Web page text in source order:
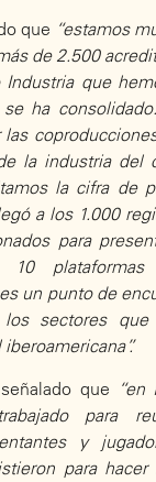
que “estamos
de 2.500
que
se ha
la industria del
la cifra de
a los 1.000
para
10 plataformas
un punto de
sectores que
que “en
para
y
para hacer